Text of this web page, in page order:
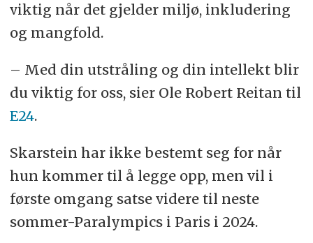
viktig når det gjelder miljø, inkludering
og mangfold.
– Med din utstråling og din intellekt blir
du viktig for oss, sier Ole Robert Reitan til
E24.
Skarstein har ikke bestemt seg for når
hun kommer til å legge opp, men vil i
første omgang satse videre til neste
sommer-Paralympics i Paris i 2024.